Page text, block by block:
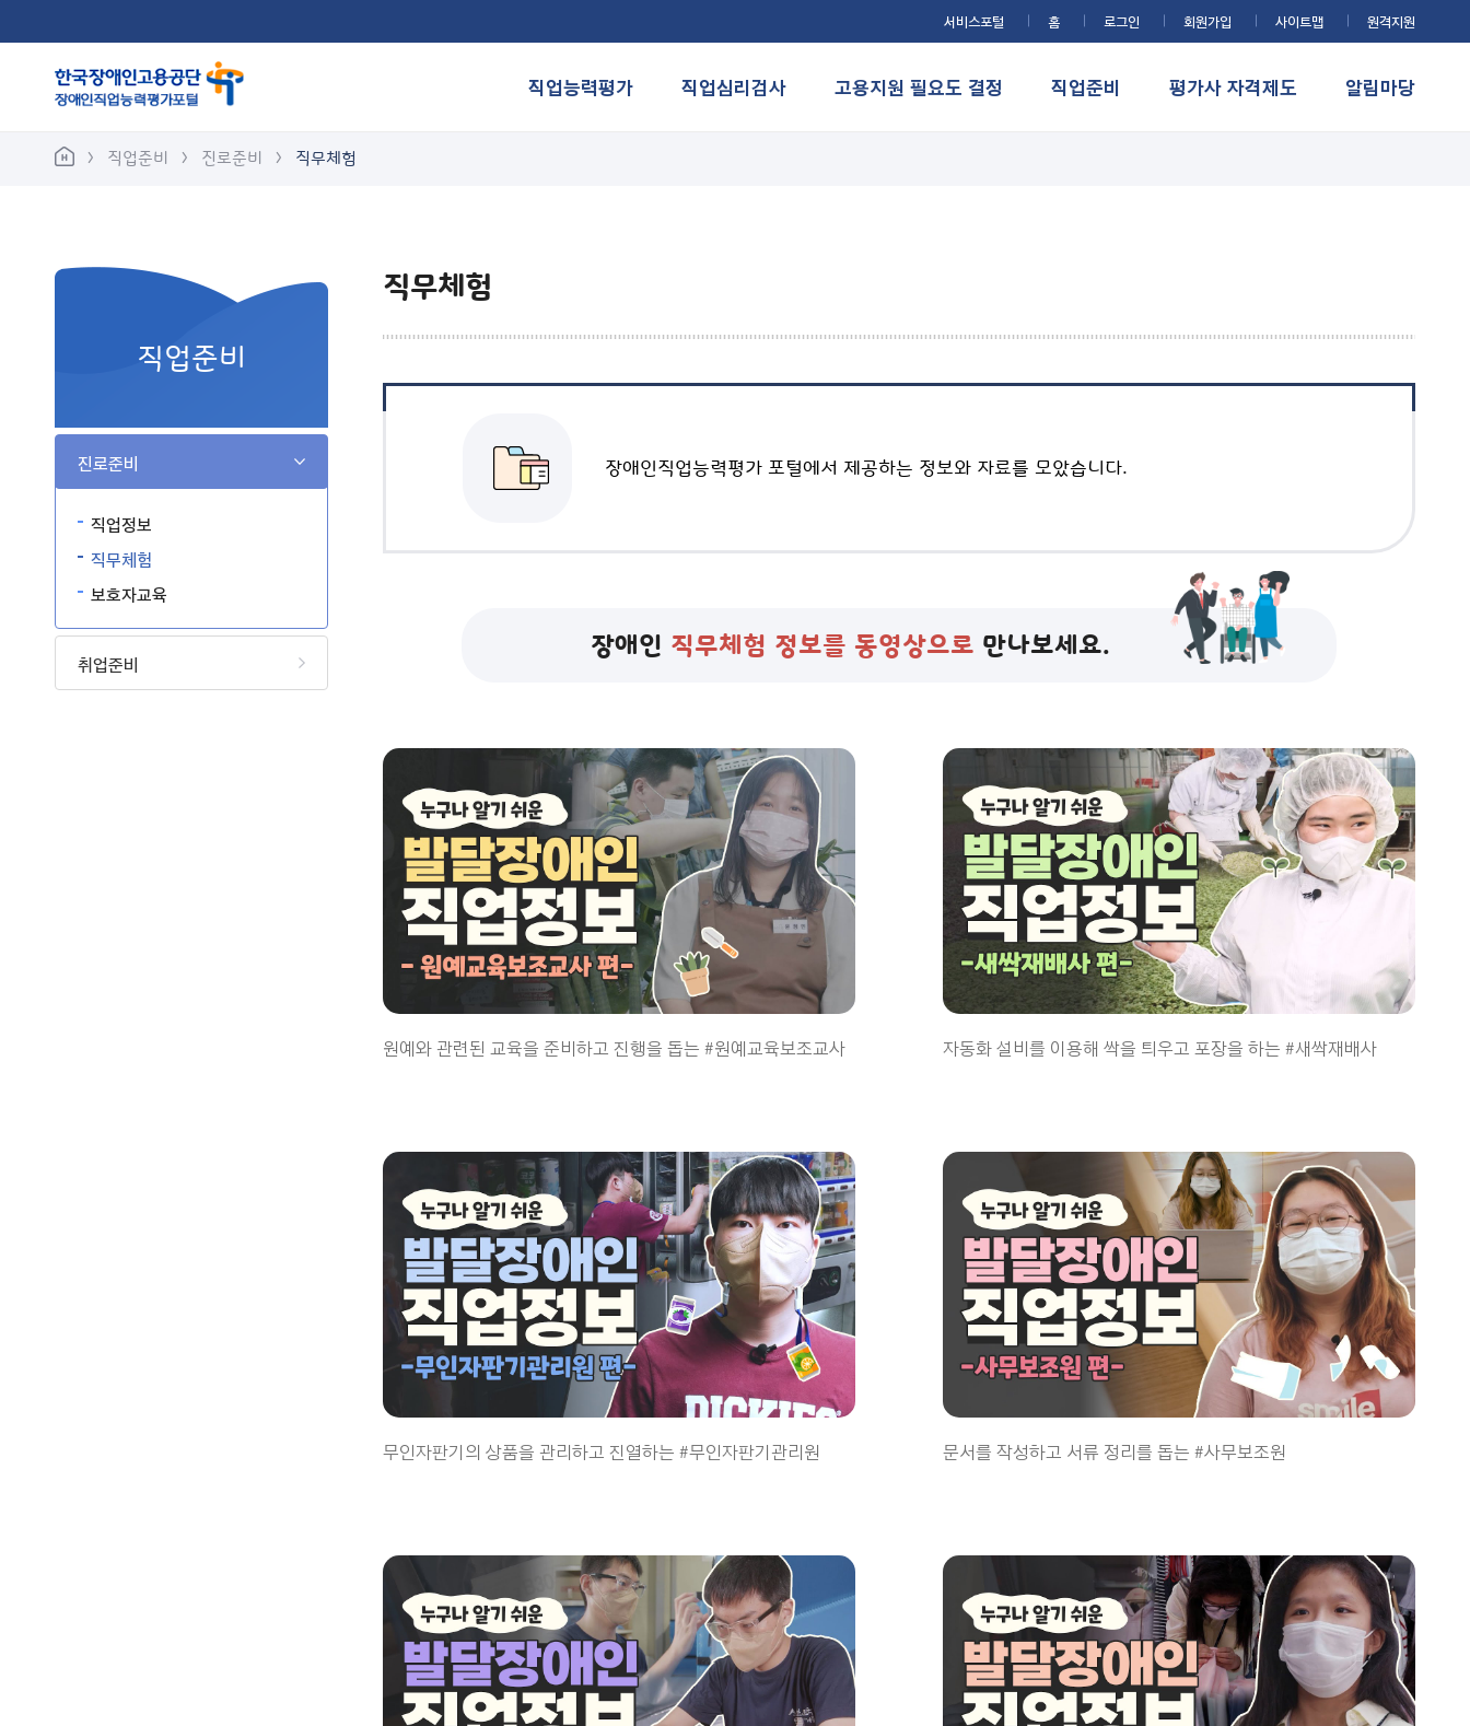
서비스포털 홈 로그인 회원가입 사이트맵 원격지원
직업능력평가 직업심리검사 고용지원 필요도 결정 직업준비
직무체험
대인관계 향상
평가사 자격제도 알림마당
직업준비 진로준비 직무체험
직업준비
진로준비
직업정보
직무체험
보호자교육
취업준비
직무체험
장애인직업능력평가 포털에서 제공하는 정보와 자료를 모았습니다.
장애인 직무체험 정보를 동영상으로 만나보세요.
원예와 관련된 교육을 준비하고 진행을 돕는 #원예교육보조교사 자동화 설비를 이용해 싹을 틔우고 포장을 하는 #새싹재배사
무인자판기의 상품을 관리하고 진열하는 #무인자판기관리원 문서를 작성하고 서류 정리를 돕는 #사무보조원